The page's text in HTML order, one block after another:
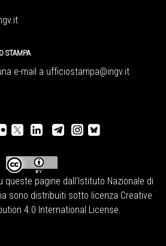
it
e-mail a ufficiostampa@ingv.it
queste pagine dall' Istituto Nazionale di
sono distribuiti sotto licenza Creative
4.0 International License.